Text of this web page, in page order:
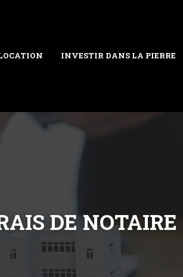
INVESTIR DANS LA PIERRE
DE